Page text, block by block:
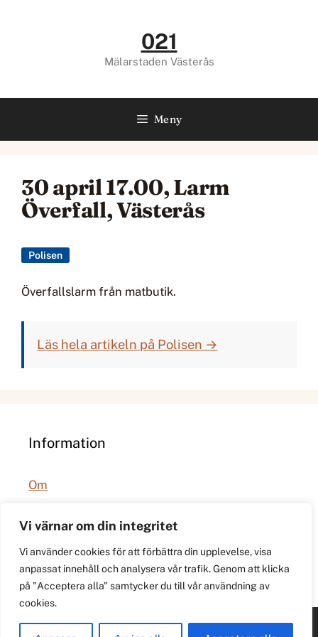
Vi värnar om din integritet
Vi använder cookies för att förbättra din upplevelse, visa
anpassat innehåll och analysera vår trafik. Genom att klicka
på "Acceptera alla" samtycker du till vår användning av
cookies.
021
Mälarstaden Västerås
Meny
30 april 17.00, Larm
Överfall, Västerås
Polisen
Överfallslarm från matbutik.
Läs hela artikeln på Polisen →
Information
Om